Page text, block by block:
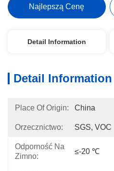
Najlepszą Cenę
Detail Information
Detail Information
Place Of Origin: China
Orzecznictwo: SGS, VOC
Odporność Na
Zimno:
≤-20 ℃